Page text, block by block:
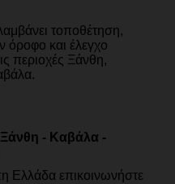
τοποθέτηση,
και έλεγχο
περιοχές Ξάνθη,
Ξάνθη - Καβάλα -
Ελλάδα επικοινωνήστε